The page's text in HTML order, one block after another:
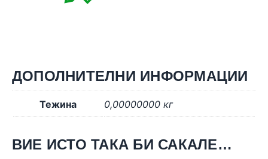
ДОПОЛНИТЕЛНИ ИНФОРМАЦИИ
Тежина 0,00000000 кг
ВИЕ ИСТО ТАКА БИ САКАЛЕ…